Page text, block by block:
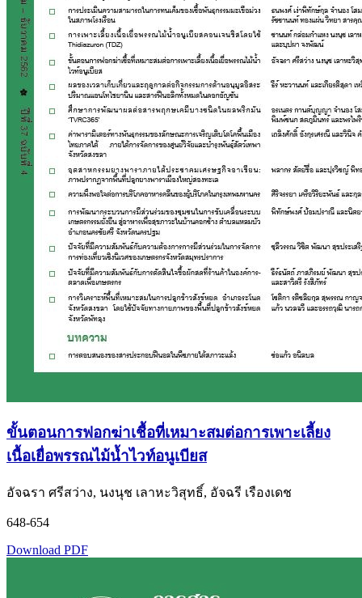
ขั้นตอนการฟอกฆ่าเชื้อที่เหมาะสมต่อการเพาะเลี้ยง
เนื้อเยื่อพรรณไม้น้ำไวท์อนูเบียส
อัจฉรา ศรีสว่าง, นงนุช เลาหะวิสุทธิ์, อัจฉรี เรืองเดช
648-654
Download PDF